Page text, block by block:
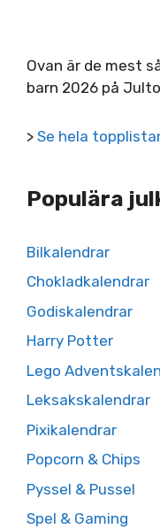
Ovan är de mest
barn 2026 på
> Se hela
Populära
Bilkalendrar
Chokladkalendrar
Godiskalendrar
Harry Potter
Lego
Leksakskalendrar
Pixikalendrar
Popcorn & Chips
Pyssel & Pussel
Spel & Gaming